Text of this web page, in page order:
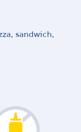
sandwich,